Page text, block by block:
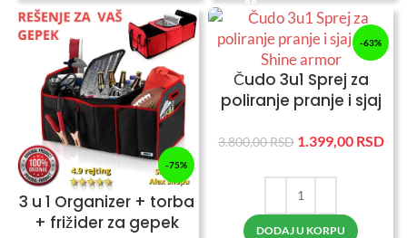
-75%
3 u 1 Organizer + torba
+ frižider za gepek
-63%
Čudo 3u1 Sprej za
poliranje pranje i sjaj
3.800,00RSD 1.399,00 RSD
DODAJ U KORPU